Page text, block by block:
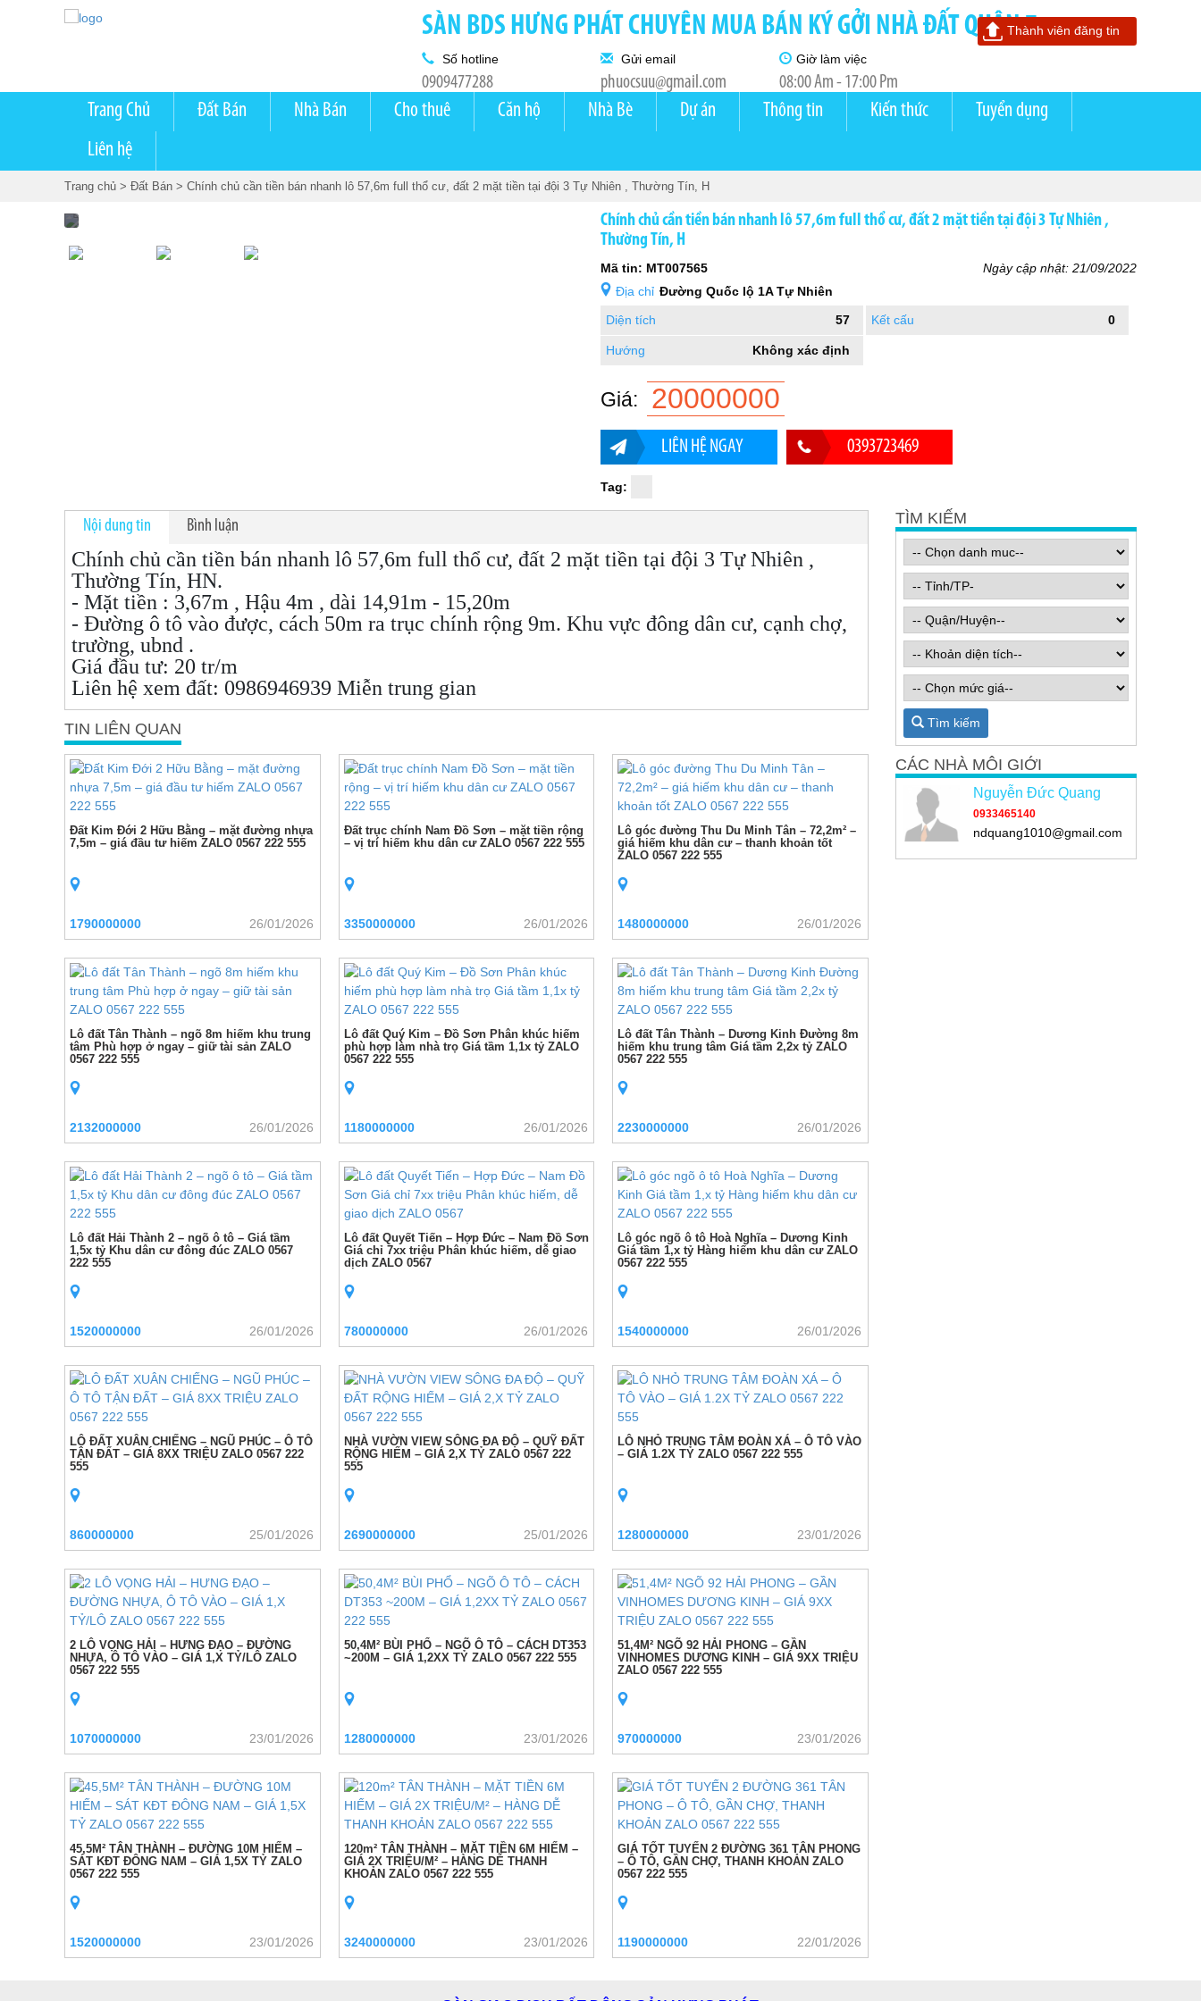
SÀN BDS HƯNG PHÁT CHUYÊN MUA BÁN KÝ GỞI NHÀ ĐẤT QUẬN 7
Số hotline
0909477288
Gửi email
phuocsuu@gmail.com
Giờ làm việc
08:00 Am - 17:00 Pm
Thành viên đăng tin
Trang Chủ Đất Bán Nhà Bán Cho thuê Căn hộ Nhà Bè Dự án Thông tin Kiến thức
Tuyển dụng
Liên hệ
Trang chủ > Đất Bán > Chính chủ cần tiền bán nhanh lô 57,6m full thổ cư, đất 2 mặt tiền tại đội 3 Tự Nhiên , Thường Tín, H
Chính chủ cần tiền bán nhanh lô 57,6m full thổ cư, đất 2 mặt tiền tại đội 3 Tự Nhiên ,
Thường Tín, H
Mã tin: MT007565
Ngày cập nhật: 21/09/2022
Địa chỉ Đường Quốc lộ 1A Tự Nhiên
Diện tích
57 Kết cấu 0
Hướng Không xác định
Giá: 20000000
LIÊN HỆ NGAY 0393723469
Tag:
Nội dung tin Bình luận
Chính chủ cần tiền bán nhanh lô 57,6m full thổ cư, đất 2 mặt tiền tại đội 3 Tự Nhiên ,
Thường Tín, HN.
- Mặt tiền : 3,67m , Hậu 4m , dài 14,91m - 15,20m
- Đường ô tô vào được, cách 50m ra trục chính rộng 9m. Khu vực đông dân cư, cạnh chợ,
trường, ubnd .
Giá đầu tư: 20 tr/m
Liên hệ xem đất: 0986946939 Miễn trung gian
TIN LIÊN QUAN
Đất Kim Đới 2 Hữu Bằng – mặt đường nhựa
7,5m – giá đầu tư hiếm ZALO 0567 222 555
1790000000 26/01/2026
Đất trục chính Nam Đồ Sơn – mặt tiền rộng
– vị trí hiếm khu dân cư ZALO 0567 222 555
3350000000 26/01/2026
Lô góc đường Thu Du Minh Tân – 72,2m² –
giá hiếm khu dân cư – thanh khoản tốt
ZALO 0567 222 555
1480000000 26/01/2026
Lô đất Tân Thành – ngõ 8m hiếm khu trung
tâm Phù hợp ở ngay – giữ tài sản ZALO
0567 222 555
2132000000 26/01/2026
Lô đất Quý Kim – Đồ Sơn Phân khúc hiếm
phù hợp làm nhà trọ Giá tầm 1,1x tỷ ZALO
0567 222 555
1180000000 26/01/2026
Lô đất Tân Thành – Dương Kinh Đường 8m
hiếm khu trung tâm Giá tầm 2,2x tỷ ZALO
0567 222 555
2230000000 26/01/2026
Lô đất Hải Thành 2 – ngõ ô tô – Giá tầm
1,5x tỷ Khu dân cư đông đúc ZALO 0567
222 555
1520000000 26/01/2026
Lô đất Quyết Tiến – Hợp Đức – Nam Đồ Sơn
Giá chỉ 7xx triệu Phân khúc hiếm, dễ giao
dịch ZALO 0567
780000000 26/01/2026
Lô góc ngõ ô tô Hoà Nghĩa – Dương Kinh
Giá tầm 1,x tỷ Hàng hiếm khu dân cư ZALO
0567 222 555
1540000000 26/01/2026
LÔ ĐẤT XUÂN CHIẾNG – NGŨ PHÚC – Ô TÔ
TẬN ĐẤT – GIÁ 8XX TRIỆU ZALO 0567 222
555
860000000 25/01/2026
NHÀ VƯỜN VIEW SÔNG ĐA ĐỘ – QUỸ ĐẤT
RỘNG HIẾM – GIÁ 2,X TỶ ZALO 0567 222
555
2690000000 25/01/2026
LÔ NHỎ TRUNG TÂM ĐOÀN XÁ – Ô TÔ VÀO
– GIÁ 1.2X TỶ ZALO 0567 222 555
1280000000 23/01/2026
2 LÔ VỌNG HẢI – HƯNG ĐẠO – ĐƯỜNG
NHỰA, Ô TÔ VÀO – GIÁ 1,X TỶ/LÔ ZALO
0567 222 555
1070000000 23/01/2026
50,4M² BÙI PHỔ – NGÕ Ô TÔ – CÁCH DT353
~200M – GIÁ 1,2XX TỶ ZALO 0567 222 555
1280000000 23/01/2026
51,4M² NGÕ 92 HẢI PHONG – GẦN
VINHOMES DƯƠNG KINH – GIÁ 9XX TRIỆU
ZALO 0567 222 555
970000000 23/01/2026
45,5M² TÂN THÀNH – ĐƯỜNG 10M HIẾM –
SÁT KĐT ĐÔNG NAM – GIÁ 1,5X TỶ ZALO
0567 222 555
1520000000 23/01/2026
120m² TÂN THÀNH – MẶT TIỀN 6M HIẾM –
GIÁ 2X TRIỆU/M² – HÀNG DỄ THANH
KHOẢN ZALO 0567 222 555
3240000000 23/01/2026
GIÁ TỐT TUYẾN 2 ĐƯỜNG 361 TÂN PHONG
– Ô TÔ, GẦN CHỢ, THANH KHOẢN ZALO
0567 222 555
1190000000 22/01/2026
TÌM KIẾM
Tìm kiếm
CÁC NHÀ MÔI GIỚI
Nguyễn Đức Quang
0933465140
ndquang1010@gmail.com